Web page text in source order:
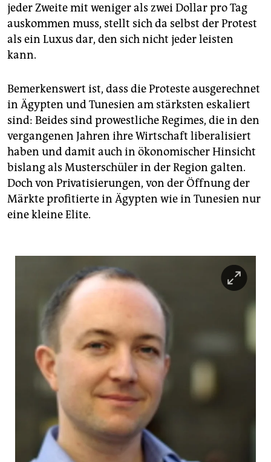
epaper login
jeder Zweite mit weniger als zwei Dollar pro Tag
auskommen muss, stellt sich da selbst der Protest
als ein Luxus dar, den sich nicht jeder leisten
kann.
Bemerkenswert ist, dass die Proteste ausgerechnet
in Ägypten und Tunesien am stärksten eskaliert
sind: Beides sind prowestliche Regimes, die in den
vergangenen Jahren ihre Wirtschaft liberalisiert
haben und damit auch in ökonomischer Hinsicht
bislang als Musterschüler in der Region galten.
Doch von Privatisierungen, von der Öffnung der
Märkte profitierte in Ägypten wie in Tunesien nur
eine kleine Elite.